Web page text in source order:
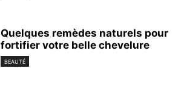
Quelques remèdes naturels pour
fortifier votre belle chevelure
BEAUTÉ